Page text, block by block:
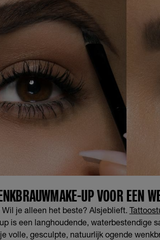
UP VOOR EEN
je alleen het beste? Alsjeblieft.
is een langhoudende, waterbestendige
volle, gesculpte, natuurlijk ogende